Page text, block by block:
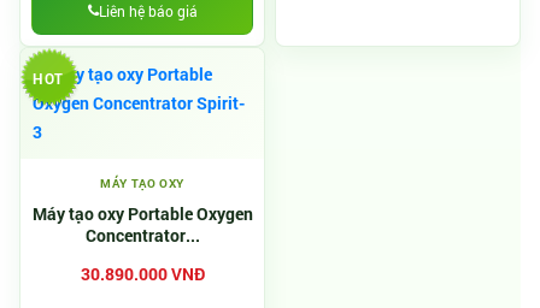
Liên hệ báo giá
HOT
MÁY TẠO OXY
Máy tạo oxy Portable Oxygen
Concentrator...
30.890.000 VNĐ